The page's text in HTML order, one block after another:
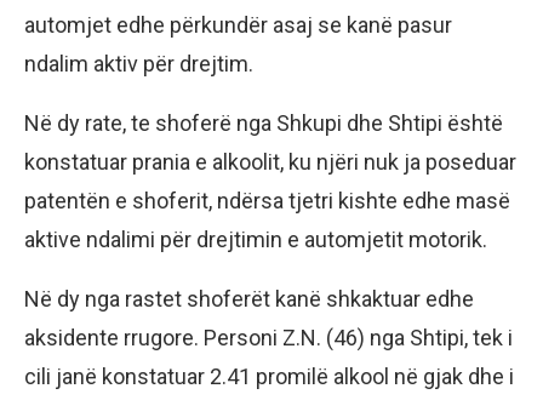
automjet edhe përkundër asaj se kanë pasur
ndalim aktiv për drejtim.
Në dy rate, te shoferë nga Shkupi dhe Shtipi është
konstatuar prania e alkoolit, ku njëri nuk ja poseduar
patentën e shoferit, ndërsa tjetri kishte edhe masë
aktive ndalimi për drejtimin e automjetit motorik.
Në dy nga rastet shoferët kanë shkaktuar edhe
aksidente rrugore. Personi Z.N. (46) nga Shtipi, tek i
cili janë konstatuar 2.41 promilë alkool në gjak dhe i